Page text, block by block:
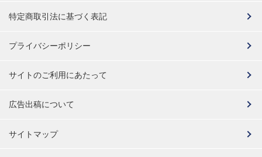
特定商取引法に基づく表記
プライバシーポリシー
サイトのご利用にあたって
広告出稿について
サイトマップ